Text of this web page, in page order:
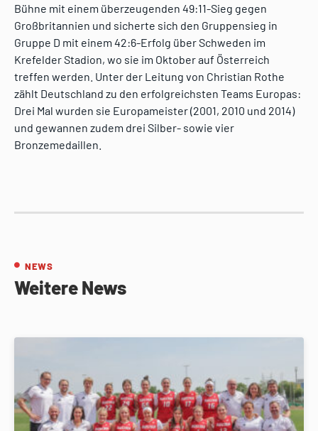
Bühne mit einem überzeugenden 49:11-Sieg gegen
Großbritannien und sicherte sich den Gruppensieg in
Gruppe D mit einem 42:6-Erfolg über Schweden im
Krefelder Stadion, wo sie im Oktober auf Österreich
treffen werden. Unter der Leitung von Christian Rothe
zählt Deutschland zu den erfolgreichsten Teams Europas:
Drei Mal wurden sie Europameister (2001, 2010 und 2014)
und gewannen zudem drei Silber- sowie vier
Bronzemedaillen.
NEWS
Weitere News